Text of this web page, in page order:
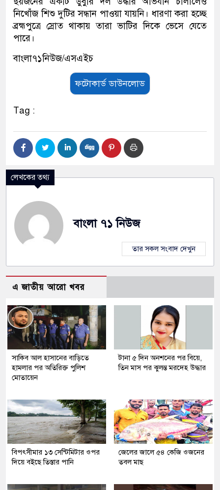
নিখোঁজ শিশু দুটির সন্ধান পাওয়া যায়নি। ধারণা করা হচ্ছে
ব্রহ্মপুত্রে স্রোত থাকায় তারা ভাটির দিকে ভেসে যেতে
পারে।
বাংলা৭১নিউজ/এসএইচ
ফটোকার্ড ডাউনলোড
Tag :
লেখকের তথ্য
বাংলা ৭১ নিউজ
তার সকল সংবাদ দেখুন
এ জাতীয় আরো খবর
সাকিব আল হাসানের বাড়িতে
হামলার পর অতিরিক্ত পুলিশ
মোতায়েন
টানা ৫ দিন অনশনের পর বিয়ে,
তিন মাস পর ঝুলন্ত মরদেহ উদ্ধার
বিপৎসীমার ১৩ সেন্টিমিটার ওপর
দিয়ে বইছে তিস্তার পানি
জেলের জালে ৫৪ কেজি ওজনের
তবল মাছ